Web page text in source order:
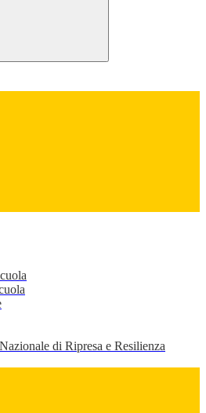
di Ripresa e Resilienza